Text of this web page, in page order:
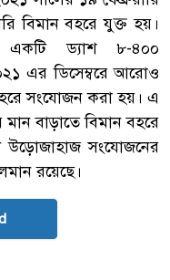
বিমান বহরে যুক্ত হয়।
একটি ড্যাশ ৮-৪০০
এর ডিসেম্বরে আরোও
সংযোজন করা হয়। এ
মান বাড়াতে বিমান বহরে
উড়োজাহাজ সংযোজনের
রয়েছে।